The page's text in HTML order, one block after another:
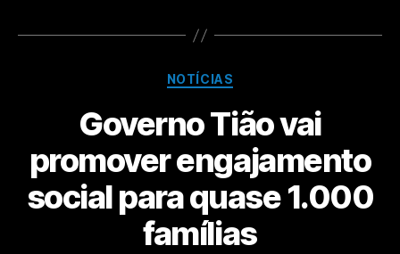
NOTÍCIAS
Governo Tião vai
promover engajamento
social para quase 1.000
famílias